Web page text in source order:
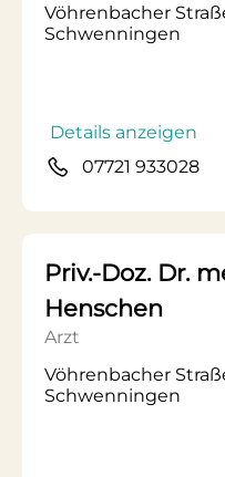
Vöhrenbacher
Schwenningen
Details anzeigen
07721 933028
Priv.-Doz. Dr.
Henschen
Arzt
Vöhrenbacher
Schwenningen